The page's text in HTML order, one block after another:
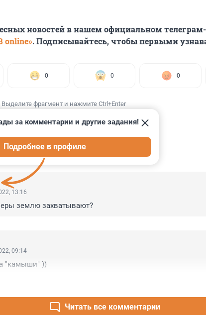
новостей в нашем официальном
online». Подписывайтесь, чтобы первыми
0 0 0
Выделите фрагмент и нажмите Ctrl+Enter
13
за комментарии и другие задания!
Подробнее в профиле
13:16
землю захватывают?
09:14
"камыши" ))
Читать все комментарии